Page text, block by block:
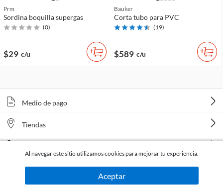
Prm
Sordina boquilla supergas
(0)
$29 c/u
Bauker
Corta tubo para PVC
(19)
$589 c/u
Medio de pago
Tiendas
Al navegar este sitio utilizamos cookies para mejorar tu experiencia.
Aceptar